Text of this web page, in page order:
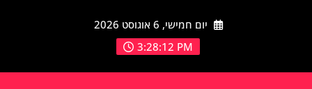
יום חמישי, 6 אוגוסט 2026
3:28:13 PM